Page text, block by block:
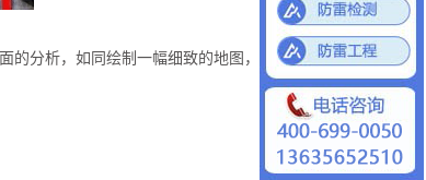
的分析，如同绘制一幅细致的地图，以便确定合